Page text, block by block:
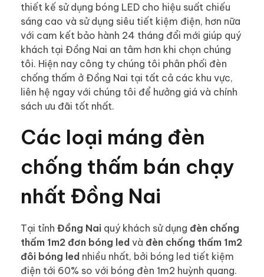
thiết kế sử dụng bóng LED cho hiệu suất chiếu
sáng cao và sử dụng siêu tiết kiệm điện, hơn nữa
với cam kết bảo hành 24 tháng đổi mới giúp quý
khách tại Đồng Nai an tâm hơn khi chọn chúng
tôi. Hiện nay công ty chúng tôi phân phối đèn
chống thấm ở Đồng Nai tại tất cả các khu vực,
liên hệ ngay với chúng tôi để hưởng giá và chính
sách ưu đãi tốt nhất.
Các loại máng đèn
chống thấm bán chạy
nhất Đồng Nai
Tại tỉnh Đồng Nai quý khách sử dụng đèn chống
thấm 1m2 đơn bóng led và đèn chống thấm 1m2
đôi bóng led nhiều nhất, bởi bóng led tiết kiệm
điện tới 60% so với bóng đèn 1m2 huỳnh quang.